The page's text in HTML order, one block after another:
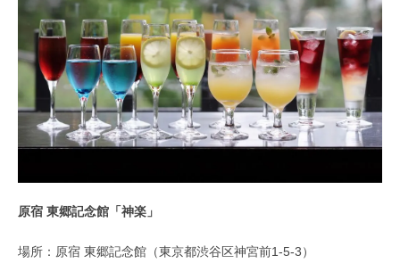
原宿 東郷記念館「神楽」
場所：原宿 東郷記念館（東京都渋谷区神宮前1-5-3）